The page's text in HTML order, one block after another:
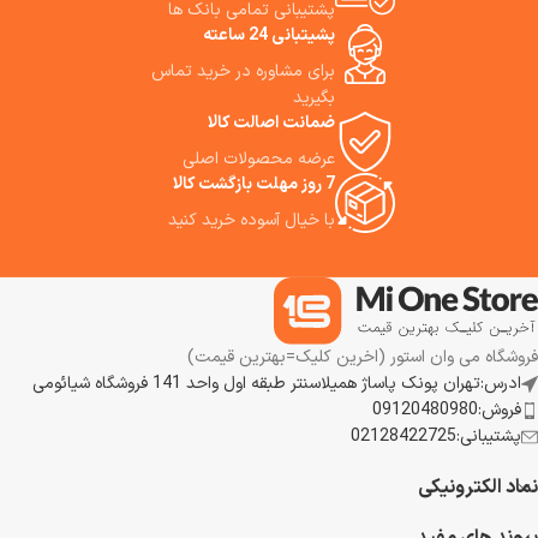
پشتیبانی تمامی بانک ها
پشیتبانی 24 ساعته
برای مشاوره در خرید تماس
بگیرید
ضمانت اصالت کالا
عرضه محصولات اصلی
7 روز مهلت بازگشت کالا
با خیال آسوده خرید کنید
فروشگاه می وان استور (اخرین کلیک=بهترین قیمت)
ادرس:تهران پونک پاساژ همیلاسنتر طبقه اول واحد 141 فروشگاه شیائومی
فروش:09120480980
پشتیبانی:02128422725
نماد الکترونیکی